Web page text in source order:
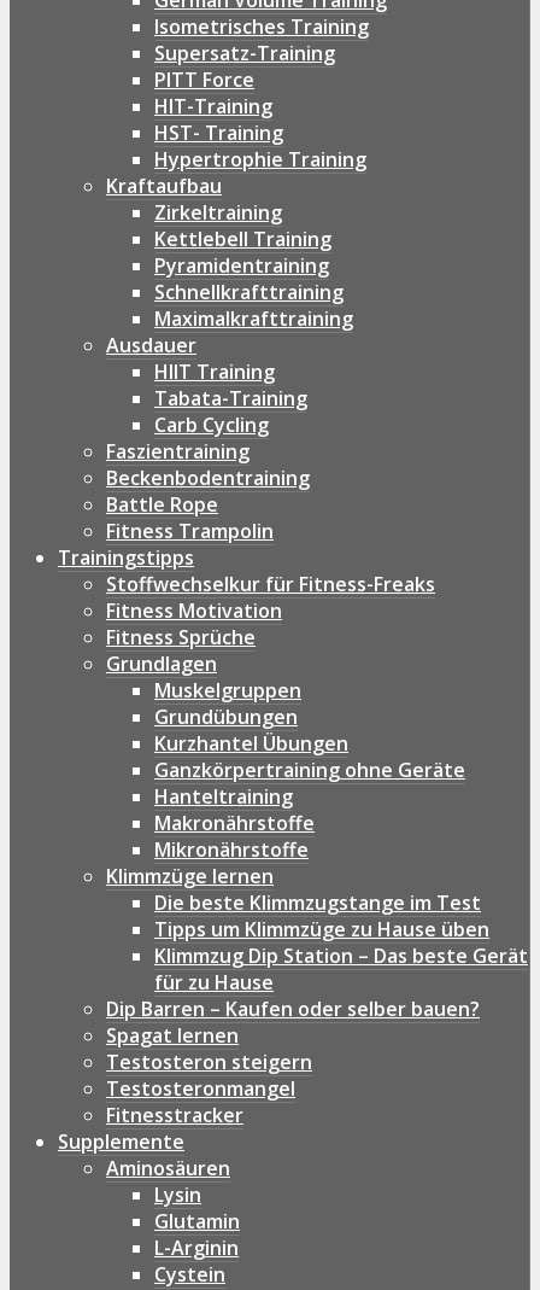
Isometrisches Training
Supersatz-Training
PITT Force
HIT-Training
HST- Training
Hypertrophie Training
Kraftaufbau
Zirkeltraining
Kettlebell Training
Pyramidentraining
Schnellkrafttraining
Maximalkrafttraining
Ausdauer
HIIT Training
Tabata-Training
Carb Cycling
Faszientraining
Beckenbodentraining
Battle Rope
Fitness Trampolin
Trainingstipps
Stoffwechselkur für Fitness-Freaks
Fitness Motivation
Fitness Sprüche
Grundlagen
Muskelgruppen
Grundübungen
Kurzhantel Übungen
Ganzkörpertraining ohne Geräte
Hanteltraining
Makronährstoffe
Mikronährstoffe
Klimmzüge lernen
Die beste Klimmzugstange im Test
Tipps um Klimmzüge zu Hause üben
Klimmzug Dip Station – Das beste Gerät
für zu Hause
Dip Barren – Kaufen oder selber bauen?
Spagat lernen
Testosteron steigern
Testosteronmangel
Fitnesstracker
Supplemente
Aminosäuren
Lysin
Glutamin
L-Arginin
Cystein